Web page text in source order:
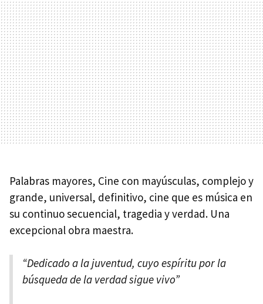
Palabras mayores, Cine con mayúsculas, complejo y
grande, universal, definitivo, cine que es música en
su continuo secuencial, tragedia y verdad. Una
excepcional obra maestra.
“Dedicado a la juventud, cuyo espíritu por la
búsqueda de la verdad sigue vivo”